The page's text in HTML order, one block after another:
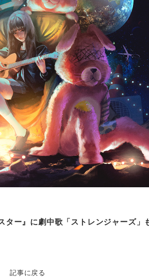
ー』に劇中歌「ストレンジャーズ」
記事に戻る